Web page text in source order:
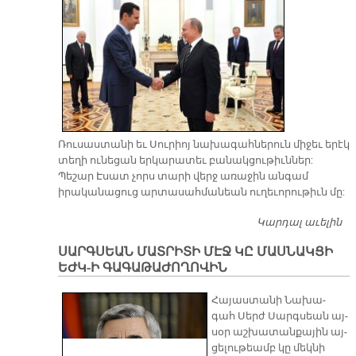
Ռուսաստանի եւ Սուրիոյ նախագահներուն միջեւ երէկ
տեղի ունեցան երկարատեւ բանակցութիւններ:
Պեշար Էսատ չորս տարի վերջ առաջին անգամ
իրականացուց արտասահմանեան ուղեւորութիւն մը:
Կարդալ աւելին
ՍԱՐԳՍԵԱՆ ՄԱՏՐԻՏԻ ՄԷՋ ԿԸ ՄԱՍՆԱԿՑԻ
ԵԺԿ-Ի ԳԱԳԱԹԱԺՈՂՈՎԻՆ
Հա­յաս­տա­նի Նա­խա­
գահ Սերժ Սարգ­սեան այ­
սօր աշ­խա­տան­քա­յին այ­
ցե­լու­թեամբ կը մեկ­նի